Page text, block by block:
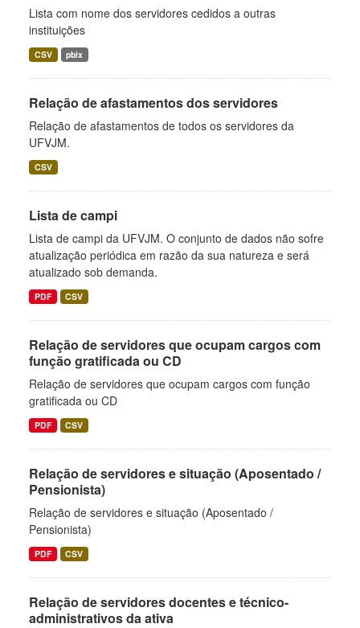
Lista com nome dos servidores cedidos a outras
instituições
CSV pbix
Relação de afastamentos dos servidores
Relação de afastamentos de todos os servidores da
UFVJM.
CSV
Lista de campi
Lista de campi da UFVJM. O conjunto de dados não sofre
atualização periódica em razão da sua natureza e será
atualizado sob demanda.
PDF CSV
Relação de servidores que ocupam cargos com
função gratificada ou CD
Relação de servidores que ocupam cargos com função
gratificada ou CD
PDF CSV
Relação de servidores e situação (Aposentado /
Pensionista)
Relação de servidores e situação (Aposentado /
Pensionista)
PDF CSV
Relação de servidores docentes e técnico-
administrativos da ativa